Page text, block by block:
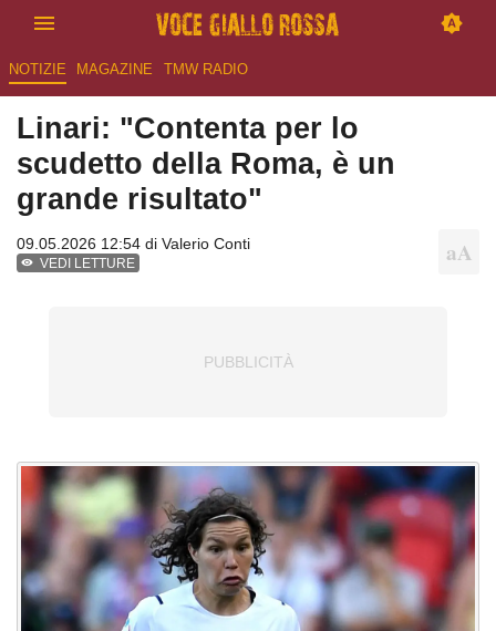
NOTIZIE MAGAZINE TMW RADIO
Linari: "Contenta per lo
scudetto della Roma, è un
grande risultato"
09.05.2026 12:54 di Valerio Conti
VEDI LETTURE